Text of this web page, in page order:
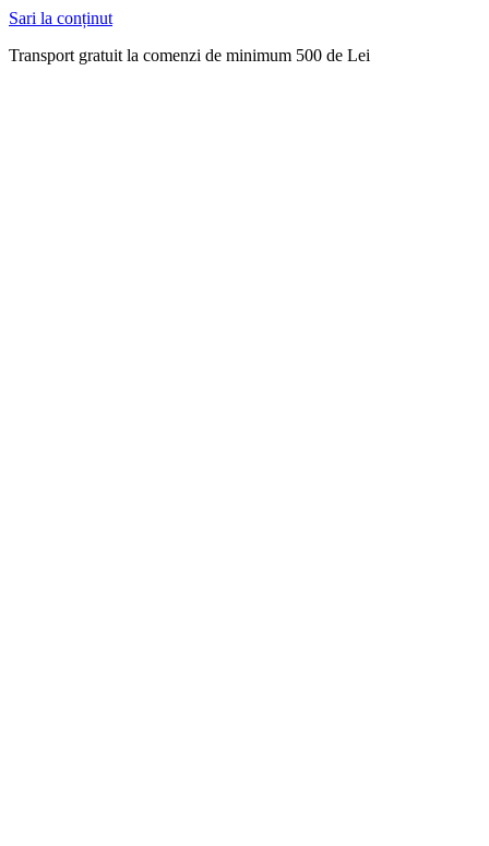
Sari la conținut
Transport gratuit la comenzi de minimum 500 de Lei